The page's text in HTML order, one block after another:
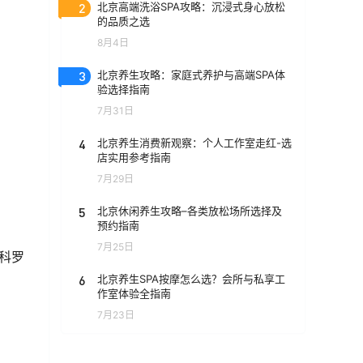
罗
2
北京高端洗浴SPA攻略：沉浸式身心放松
的品质之选
8月4日
3
北京养生攻略：家庭式养护与高端SPA体
验选择指南
7月31日
4
北京养生消费新观察：个人工作室走红-选
店实用参考指南
7月29日
5
北京休闲养生攻略–各类放松场所选择及
预约指南
7月25日
6
北京养生SPA按摩怎么选？会所与私享工
作室体验全指南
7月23日